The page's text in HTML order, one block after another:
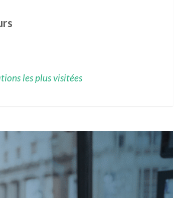
les plus visitées